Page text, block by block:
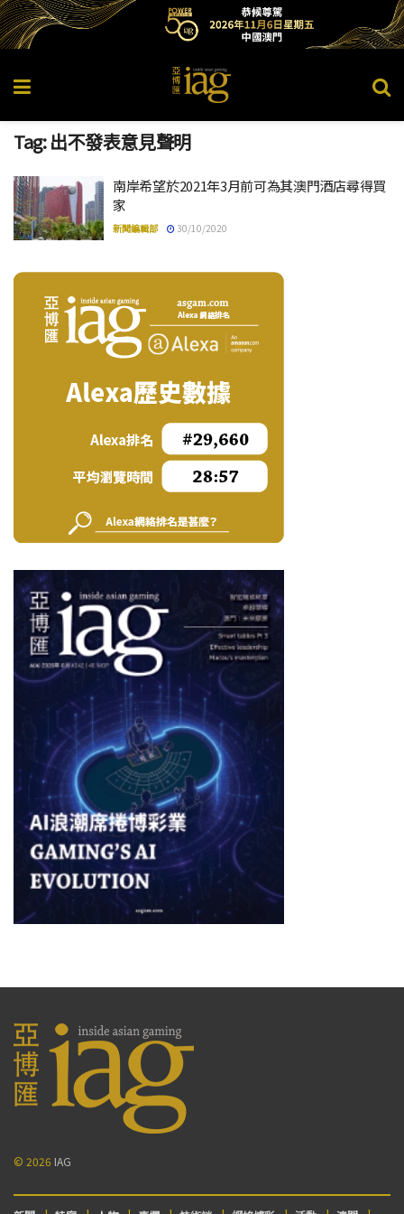
Tag:出不發表意見聲明
南岸希望於2021年3月前可為其澳門酒店尋得買
家
新聞編輯部 30/10/2020
© 2026 IAG